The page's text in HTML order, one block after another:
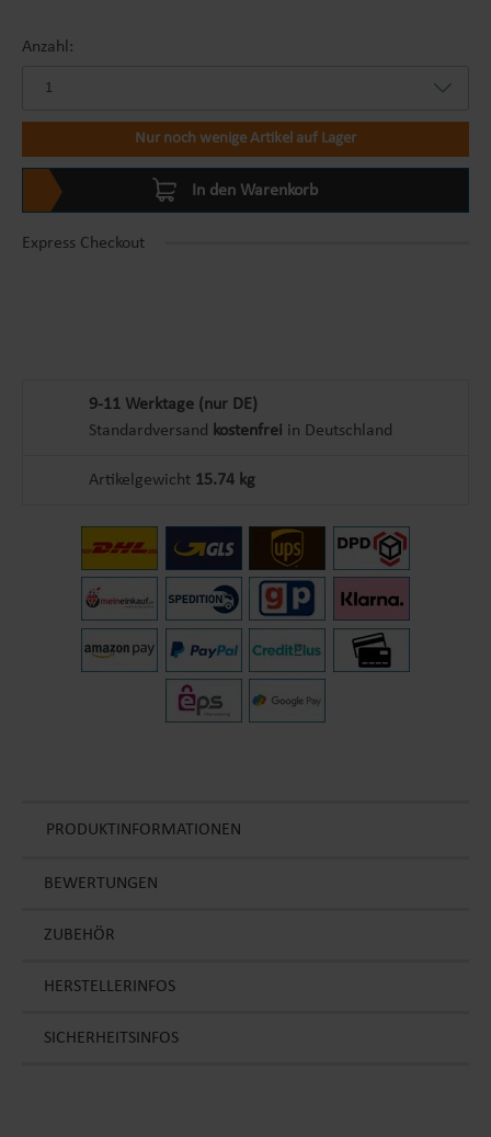
Anzahl:
Nur noch wenige Artikel auf Lager
In den Warenkorb
Express Checkout
9-11 Werktage (nur DE)
Standardversand kostenfrei in Deutschland
Artikelgewicht 15.74 kg
PRODUKTINFORMATIONEN
BEWERTUNGEN
ZUBEHÖR
HERSTELLERINFOS
SICHERHEITSINFOS